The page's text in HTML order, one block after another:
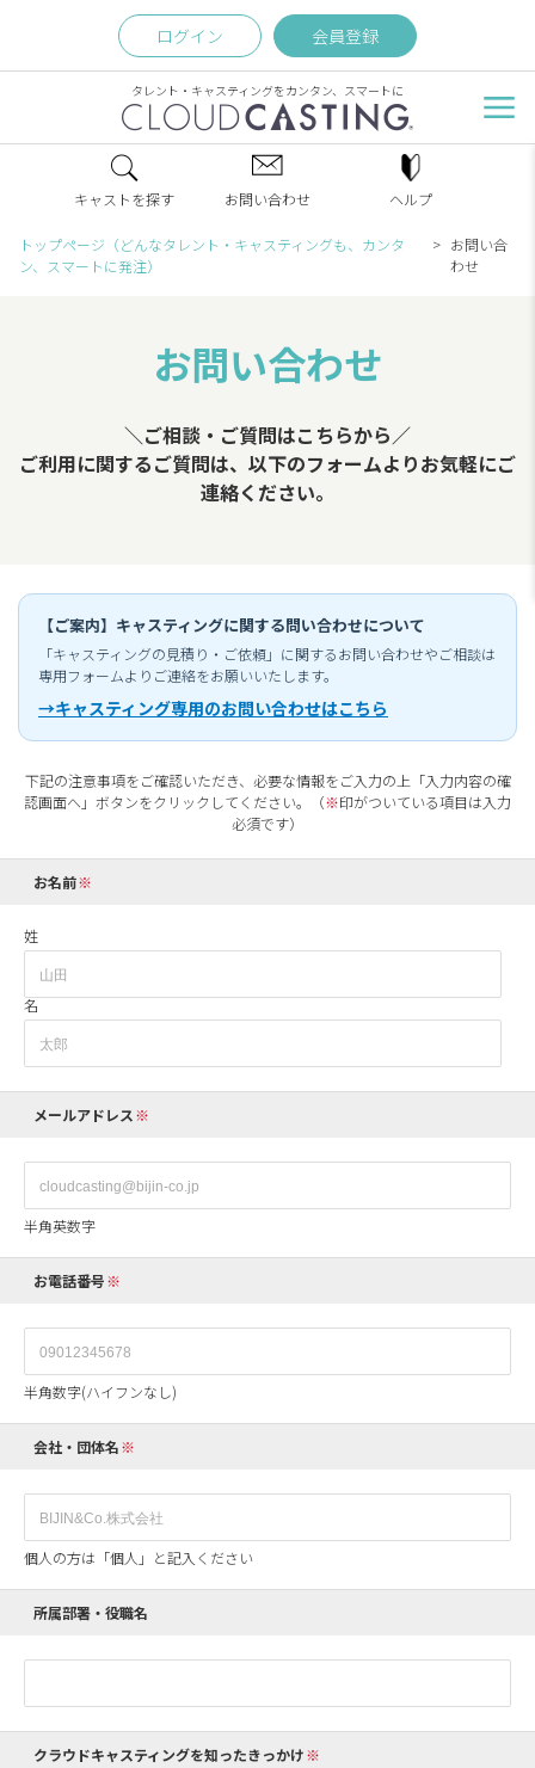
ログイン 会員登録
タレント・キャスティングをカンタン、スマートに
キャストを探す お問い合わせ ヘルプ
トップページ（どんなタレント・キャスティングも、カンタ
ン、スマートに発注）
お問い合
わせ
お問い合わせ
＼ご相談・ご質問はこちらから／
ご利用に関するご質問は、以下のフォームよりお気軽にご
連絡ください。
【ご案内】キャスティングに関する問い合わせについて
「キャスティングの見積り・ご依頼」に関するお問い合わせやご相談は
専用フォームよりご連絡をお願いいたします。
→キャスティング専用のお問い合わせはこちら
下記の注意事項をご確認いただき、必要な情報をご入力の上「入力内容の確
認画面へ」ボタンをクリックしてください。（※印がついている項目は入力
必須です）
お名前
姓
名
メールアドレス
半角英数字
お電話番号
半角数字(ハイフンなし)
会社・団体名
個人の方は「個人」と記入ください
所属部署・役職名
クラウドキャスティングを知ったきっかけ